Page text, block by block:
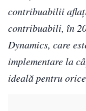
contribuabilii
contribuabili, în
Dynamics, care
implementare la
ideală pentru